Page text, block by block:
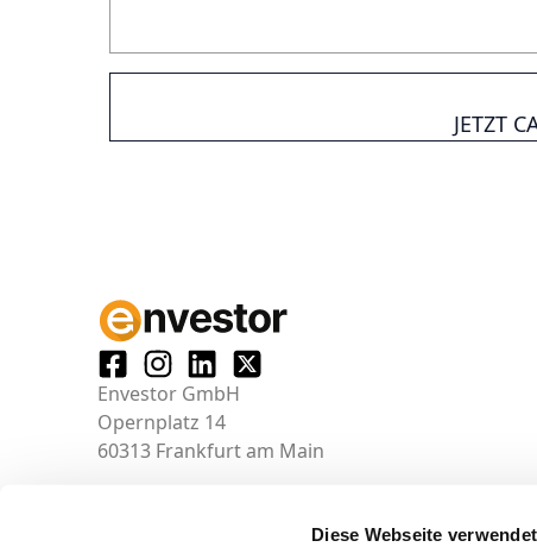
Diese Webseite
JETZT
Envestor GmbH
Opernplatz 14
60313 Frankfurt am Main